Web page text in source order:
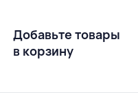
Добавьте товары
в корзину